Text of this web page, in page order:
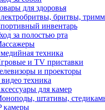
для здоровья
бритвы,
инвентарь
за полостью рта
техника
и TV приставки
и проекторы
техника
для камер
штативы,
камеры